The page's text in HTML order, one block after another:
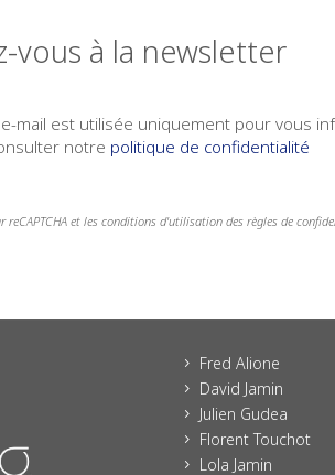
vous à la newsletter
mail est utilisée uniquement pour vous
notre politique de confidentialité
reCAPTCHA et les conditions d'utilisation des règles de
5 Fred Alione
5 David Jamin
5 Julien Gudea
5 Florent Touchot
5 Lola Jamin